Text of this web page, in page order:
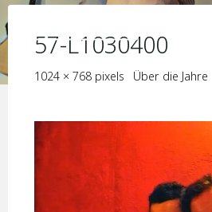
Skip
to
content57-L1030400
Full
1024 × 768 pixels Über die Jahre